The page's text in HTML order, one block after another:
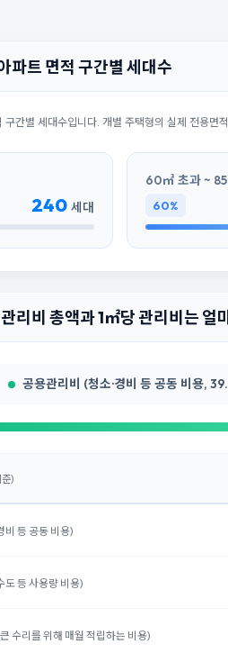
파트 면적 구간별 세대수
간별 세대수입니다. 개별 주택형의 실제 전용면
240 세대
60㎡ 초과 ~
60%
리비 총액과 1㎡당 관리비는 얼
공용관리비 (청소·경비 등 공동 비용,
)
비 등 공동 비용)
도 등 사용량 비용)
수리를 위해 매월 적립하는 비용)